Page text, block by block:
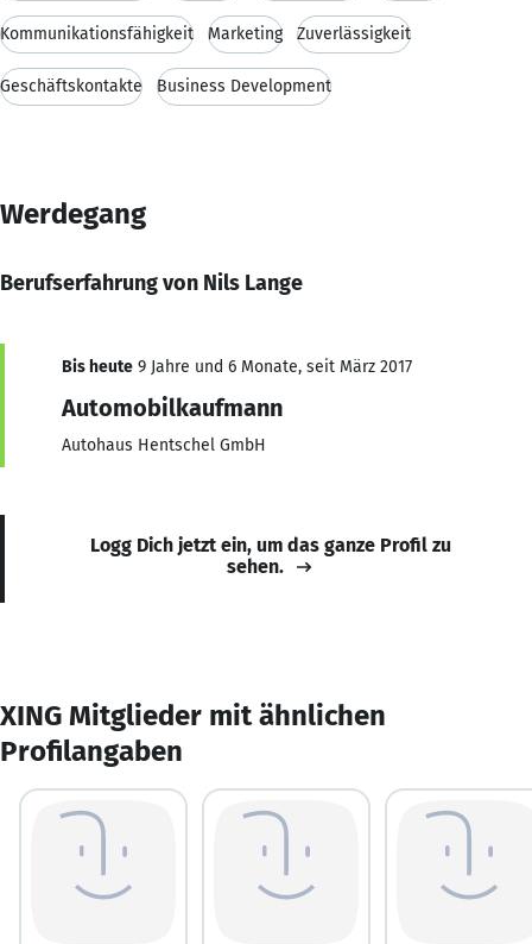
Kommunikationsfähigkeit Marketing Zuverlässigkeit
Geschäftskontakte Business Development
Werdegang
Berufserfahrung von Nils Lange
Bis heute 9 Jahre und 6 Monate, seit März 2017
Automobilkaufmann
Autohaus Hentschel GmbH
Logg Dich jetzt ein, um das ganze Profil zu
sehen.
XING Mitglieder mit ähnlichen
Profilangaben